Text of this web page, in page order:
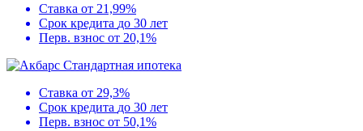
Ставка от 21,99%
Срок кредита до 30 лет
Перв. взнос от 20,1%
Стандартная ипотека
Ставка от 29,3%
Срок кредита до 30 лет
Перв. взнос от 50,1%